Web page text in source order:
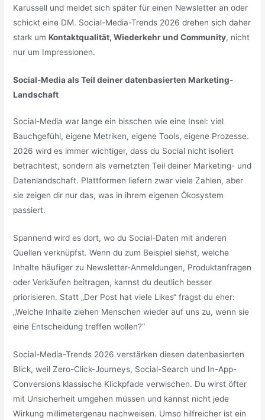
Karussell und meldet sich später für einen Newsletter an oder
schickt eine DM. Social-Media-Trends 2026 drehen sich daher
stark umKontaktqualität, Wiederkehr und Community, nicht
nur um Impressionen.
Social-Media als Teil deiner datenbasierten Marketing-
Landschaft
Social-Media war lange ein bisschen wie eine Insel: viel
Bauchgefühl, eigene Metriken, eigene Tools, eigene Prozesse.
2026 wird es immer wichtiger, dass du Social nicht isoliert
betrachtest, sondern als vernetzten Teil deiner Marketing- und
Datenlandschaft. Plattformen liefern zwar viele Zahlen, aber
sie zeigen dir nur das, was in ihrem eigenen Ökosystem
passiert.
Spannend wird es dort, wo du Social-Daten mit anderen
Quellen verknüpfst. Wenn du zum Beispiel siehst, welche
Inhalte häufiger zu Newsletter-Anmeldungen, Produktanfragen
oder Verkäufen beitragen, kannst du deutlich besser
priorisieren. Statt „Der Post hat viele Likes“ fragst du eher:
„Welche Inhalte ziehen Menschen wieder auf uns zu, wenn sie
eine Entscheidung treffen wollen?“
Social-Media-Trends 2026 verstärken diesen datenbasierten
Blick, weil Zero-Click-Journeys, Social-Search und In-App-
Conversions klassische Klickpfade verwischen. Du wirst öfter
mit Unsicherheit umgehen müssen und kannst nicht jede
Wirkung millimetergenau nachweisen. Umso hilfreicher ist ein